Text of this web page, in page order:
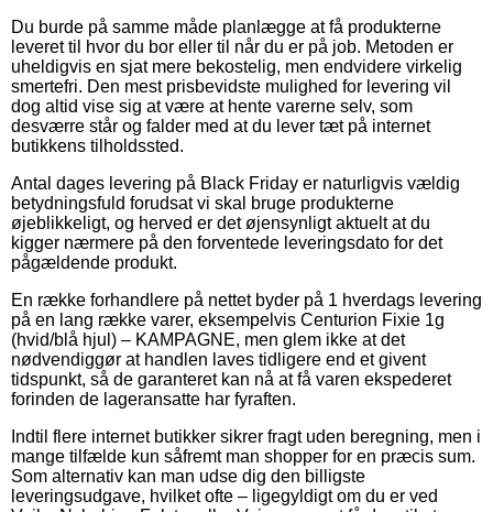
Du burde på samme måde planlægge at få produkterne
leveret til hvor du bor eller til når du er på job. Metoden er
uheldigvis en sjat mere bekostelig, men endvidere virkelig
smertefri. Den mest prisbevidste mulighed for levering vil
dog altid vise sig at være at hente varerne selv, som
desværre står og falder med at du lever tæt på internet
butikkens tilholdssted.
Antal dages levering på Black Friday er naturligvis vældig
betydningsfuld forudsat vi skal bruge produkterne
øjeblikkeligt, og herved er det øjensynligt aktuelt at du
kigger nærmere på den forventede leveringsdato for det
pågældende produkt.
En række forhandlere på nettet byder på 1 hverdags levering
på en lang række varer, eksempelvis Centurion Fixie 1g
(hvid/blå hjul) – KAMPAGNE, men glem ikke at det
nødvendiggør at handlen laves tidligere end et givent
tidspunkt, så de garanteret kan nå at få varen ekspederet
forinden de lageransatte har fyraften.
Indtil flere internet butikker sikrer fragt uden beregning, men i
mange tilfælde kun såfremt man shopper for en præcis sum.
Som alternativ kan man udse dig den billigste
leveringsudgave, hvilket ofte – ligegyldigt om du er ved